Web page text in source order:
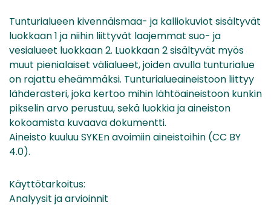
Tunturialueen kivennäismaa- ja kalliokuviot sisältyvät
luokkaan 1 ja niihin liittyvät laajemmat suo- ja
vesialueet luokkaan 2. Luokkaan 2 sisältyvät myös
muut pienialaiset välialueet, joiden avulla tunturialue
on rajattu eheämmäksi. Tunturialueaineistoon liittyy
lähderasteri, joka kertoo mihin lähtöaineistoon kunkin
pikselin arvo perustuu, sekä luokkia ja aineiston
kokoamista kuvaava dokumentti.
Aineisto kuuluu SYKEn avoimiin aineistoihin (CC BY
4.0).
Käyttötarkoitus:
Analyysit ja arvioinnit